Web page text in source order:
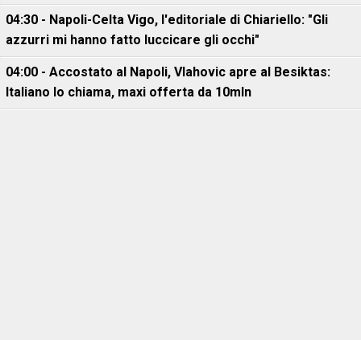
04:30 - Napoli-Celta Vigo, l'editoriale di Chiariello: "Gli
azzurri mi hanno fatto luccicare gli occhi"
04:00 - Accostato al Napoli, Vlahovic apre al Besiktas:
Italiano lo chiama, maxi offerta da 10mln